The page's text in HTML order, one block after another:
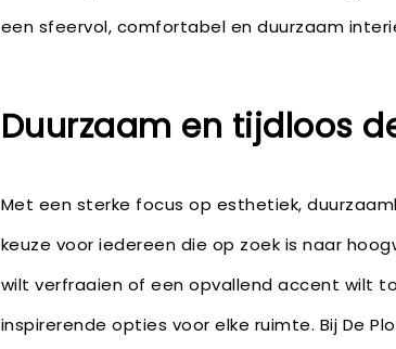
een sfeervol, comfortabel en duurzaam
Duurzaam en tijdloos
Met een sterke focus op esthetiek,
keuze voor iedereen die op zoek is naar
wilt verfraaien of een opvallend accent wilt
inspirerende opties voor elke ruimte. Bij De